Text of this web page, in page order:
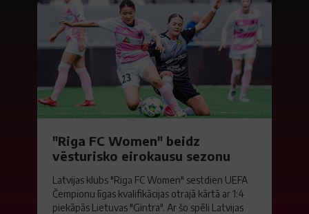
"Riga FC Women" beidz
vēsturisko eirokausu sezonu
Latvijas klubs "Riga FC Women" sestdien UEFA
Čempionu līgas kvalifikācijas otrajā kārtā ar 1:4
piekāpās Lietuvas "Gintra". Ar šo spēli Latvijas